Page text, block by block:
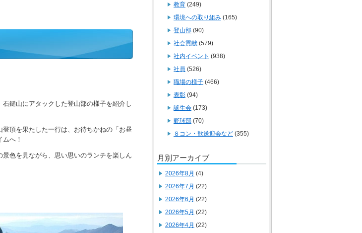
石鎚山にアタックした登山部の様子を紹介し
登頂を果たした一行は、お待ちかねの「お昼
ムへ！
景色を見ながら、思い思いのランチを楽しん
教育 (249)
環境への取り組み (165)
登山部 (90)
社会貢献 (579)
社内イベント (938)
社員 (526)
職場の様子 (466)
表彰 (94)
誕生会 (173)
野球部 (70)
８コン・歓送迎会など (355)
月別アーカイブ
2026年8月 (4)
2026年7月 (22)
2026年6月 (22)
2026年5月 (22)
2026年4月 (22)